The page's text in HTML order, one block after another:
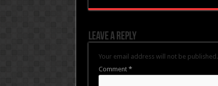
Leave a Reply
Your email address will not be published.
Comment *